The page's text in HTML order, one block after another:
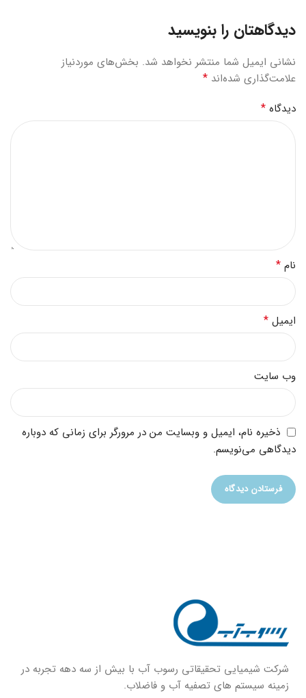
دیدگاهتان را بنویسید
نشانی ایمیل شما منتشر نخواهد شد. بخش‌های موردنیاز
علامت‌گذاری شده‌اند *
دیدگاه *
نام *
ایمیل *
وب‌ سایت
ذخیره نام، ایمیل و وبسایت من در مرورگر برای زمانی که دوباره
دیدگاهی می‌نویسم.
شركت شيميايى تحقیقاتی رسوب آب با بيش از سه دهه تجربه در
زمينه سيستم هاى تصفيه آب و فاضلاب.